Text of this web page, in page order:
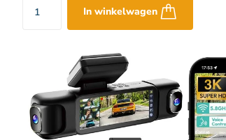
In winkelwagen